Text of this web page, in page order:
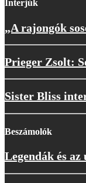
Interjúk
„A rajongók
Prieger Zsolt:
Sister Bliss
Beszámolók
Legendák és